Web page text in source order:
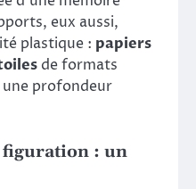
eux aussi,
plastique : papiers
de formats
profondeur
figuration : un